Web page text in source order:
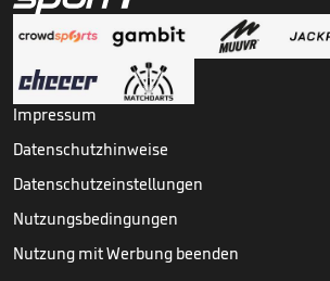
Impressum
Datenschutzhinweise
Datenschutzeinstellungen
Nutzungsbedingungen
Nutzung mit Werbung beenden